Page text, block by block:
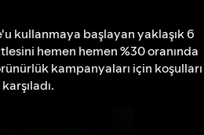
kullanmaya başlayan yaklaşık 6
hemen hemen %30 oranında
kampanyaları için koşulları
karşıladı.